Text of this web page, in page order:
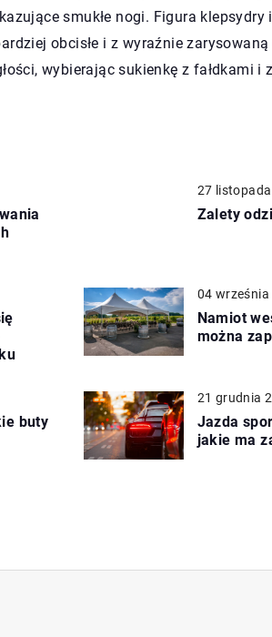
smukłe nogi. Figura
obcisłe i z wyraźnie
wybierając sukienkę z fałdkami i
27
Zalety
04 września
Namiot
można
buty
21 grudnia
Jazda
jakie ma